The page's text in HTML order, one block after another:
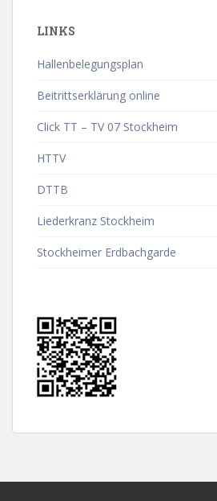
LINKS
Hallenbelegungsplan
Beitrittserklärung online
Click TT – TV 07 Stockheim
HTTV
DTTB
Liederkranz Stockheim
Stockheimer Erdbachgarde